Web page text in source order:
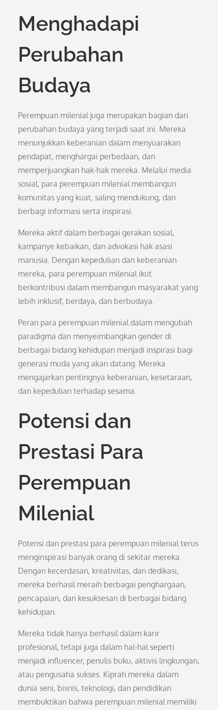
Menghadapi
Perubahan
Budaya
Perempuan milenial juga merupakan bagian dari
perubahan budaya yang terjadi saat ini. Mereka
menunjukkan keberanian dalam menyuarakan
pendapat, menghargai perbedaan, dan
memperjuangkan hak-hak mereka. Melalui media
sosial, para perempuan milenial membangun
komunitas yang kuat, saling mendukung, dan
berbagi informasi serta inspirasi.
Mereka aktif dalam berbagai gerakan sosial,
kampanye kebaikan, dan advokasi hak asasi
manusia. Dengan kepedulian dan keberanian
mereka, para perempuan milenial ikut
berkontribusi dalam membangun masyarakat yang
lebih inklusif, berdaya, dan berbudaya.
Peran para perempuan milenial dalam mengubah
paradigma dan menyeimbangkan gender di
berbagai bidang kehidupan menjadi inspirasi bagi
generasi muda yang akan datang. Mereka
mengajarkan pentingnya keberanian, kesetaraan,
dan kepedulian terhadap sesama.
Potensi dan
Prestasi Para
Perempuan
Milenial
Potensi dan prestasi para perempuan milenial terus
menginspirasi banyak orang di sekitar mereka.
Dengan kecerdasan, kreativitas, dan dedikasi,
mereka berhasil meraih berbagai penghargaan,
pencapaian, dan kesuksesan di berbagai bidang
kehidupan.
Mereka tidak hanya berhasil dalam karir
profesional, tetapi juga dalam hal-hal seperti
menjadi influencer, penulis buku, aktivis lingkungan,
atau pengusaha sukses. Kiprah mereka dalam
dunia seni, bisnis, teknologi, dan pendidikan
membuktikan bahwa perempuan milenial memiliki